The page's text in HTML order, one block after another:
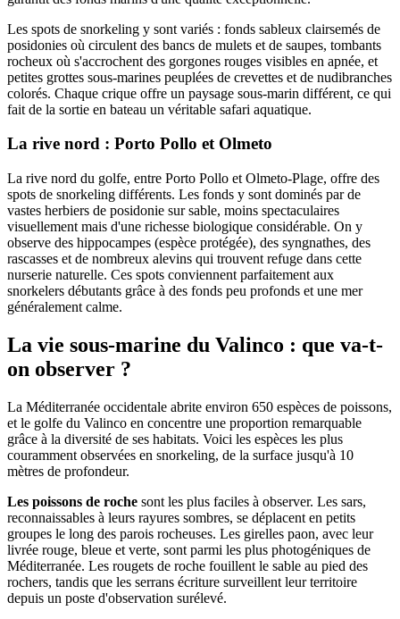
Les spots de snorkeling y sont variés : fonds sableux clairsemés de
posidonies où circulent des bancs de mulets et de saupes, tombants
rocheux où s'accrochent des gorgones rouges visibles en apnée, et
petites grottes sous-marines peuplées de crevettes et de nudibranches
colorés. Chaque crique offre un paysage sous-marin différent, ce qui
fait de la sortie en bateau un véritable safari aquatique.
La rive nord : Porto Pollo et Olmeto
La rive nord du golfe, entre Porto Pollo et Olmeto-Plage, offre des
spots de snorkeling différents. Les fonds y sont dominés par de
vastes herbiers de posidonie sur sable, moins spectaculaires
visuellement mais d'une richesse biologique considérable. On y
observe des hippocampes (espèce protégée), des syngnathes, des
rascasses et de nombreux alevins qui trouvent refuge dans cette
nurserie naturelle. Ces spots conviennent parfaitement aux
snorkelers débutants grâce à des fonds peu profonds et une mer
généralement calme.
La vie sous-marine du Valinco : que va-t-
on observer ?
La Méditerranée occidentale abrite environ 650 espèces de poissons,
et le golfe du Valinco en concentre une proportion remarquable
grâce à la diversité de ses habitats. Voici les espèces les plus
couramment observées en snorkeling, de la surface jusqu'à 10
mètres de profondeur.
Les poissons de roche sont les plus faciles à observer. Les sars,
reconnaissables à leurs rayures sombres, se déplacent en petits
groupes le long des parois rocheuses. Les girelles paon, avec leur
livrée rouge, bleue et verte, sont parmi les plus photogéniques de
Méditerranée. Les rougets de roche fouillent le sable au pied des
rochers, tandis que les serrans écriture surveillent leur territoire
depuis un poste d'observation surélevé.